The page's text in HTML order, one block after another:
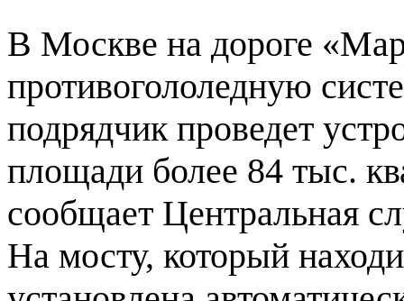
В Москве на дороге
противогололедную
подрядчик проведет
площади более 84 тыс.
сообщает Центральная
На мосту, который